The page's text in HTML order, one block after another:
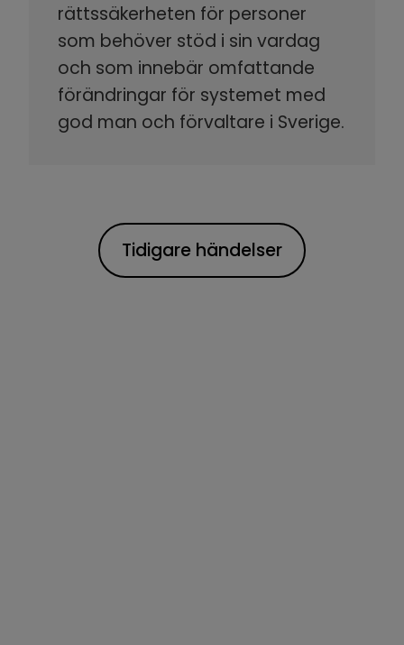
rättssäkerheten för personer
som behöver stöd i sin vardag
och som innebär omfattande
förändringar för systemet med
god man och förvaltare i Sverige.
Tidigare händelser